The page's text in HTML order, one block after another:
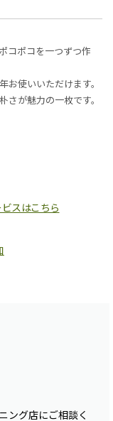
コポコを一つずつ作
使いいただけます。
が魅力の一枚です。
スはこちら
ング店にご相談く